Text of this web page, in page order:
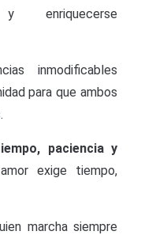
enriquecerse
inmodificables
para que ambos
paciencia y
exige tiempo,
marcha siempre